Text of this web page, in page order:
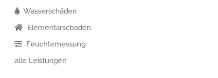
Wasserschäden
Elementarschaden
Feuchtemessung
alle Leistungen